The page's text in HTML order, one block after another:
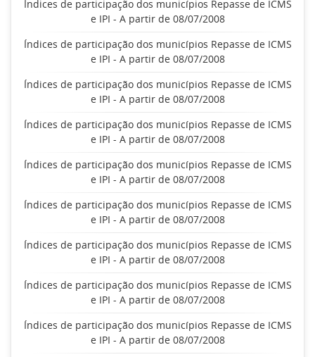
Índices de participação dos municípios Repasse de ICMS
e IPI - A partir de 08/07/2008
Índices de participação dos municípios Repasse de ICMS
e IPI - A partir de 08/07/2008
Índices de participação dos municípios Repasse de ICMS
e IPI - A partir de 08/07/2008
Índices de participação dos municípios Repasse de ICMS
e IPI - A partir de 08/07/2008
Índices de participação dos municípios Repasse de ICMS
e IPI - A partir de 08/07/2008
Índices de participação dos municípios Repasse de ICMS
e IPI - A partir de 08/07/2008
Índices de participação dos municípios Repasse de ICMS
e IPI - A partir de 08/07/2008
Índices de participação dos municípios Repasse de ICMS
e IPI - A partir de 08/07/2008
Índices de participação dos municípios Repasse de ICMS
e IPI - A partir de 08/07/2008